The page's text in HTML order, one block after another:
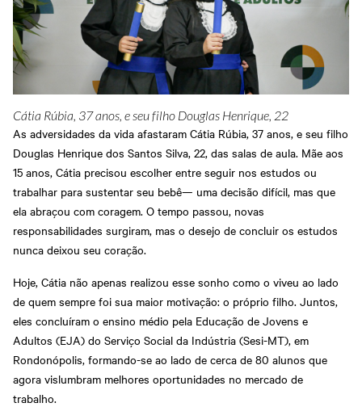
Cadastre-se em nossa
Newsletter
Sesi Viva Bem
Treinamentos das
Regulamentadoras
Ocupacionais
Abrir Solicitação no SAC
Downloads
Credenciamento
Privacidade e Proteção
Cátia Rúbia, 37 anos, e seu filho Douglas Henrique, 22
As adversidades da vida afastaram Cátia Rúbia, 37 anos, e seu filho
Douglas Henrique dos Santos Silva, 22, das salas de aula. Mãe aos
15 anos, Cátia precisou escolher entre seguir nos estudos ou
trabalhar para sustentar seu bebê— uma decisão difícil, mas que
ela abraçou com coragem. O tempo passou, novas
responsabilidades surgiram, mas o desejo de concluir os estudos
nunca deixou seu coração.
Hoje, Cátia não apenas realizou esse sonho como o viveu ao lado
de quem sempre foi sua maior motivação: o próprio filho. Juntos,
eles concluíram o ensino médio pela Educação de Jovens e
Adultos (EJA) do Serviço Social da Indústria (Sesi-MT), em
Rondonópolis, formando-se ao lado de cerca de 80 alunos que
agora vislumbram melhores oportunidades no mercado de
trabalho.